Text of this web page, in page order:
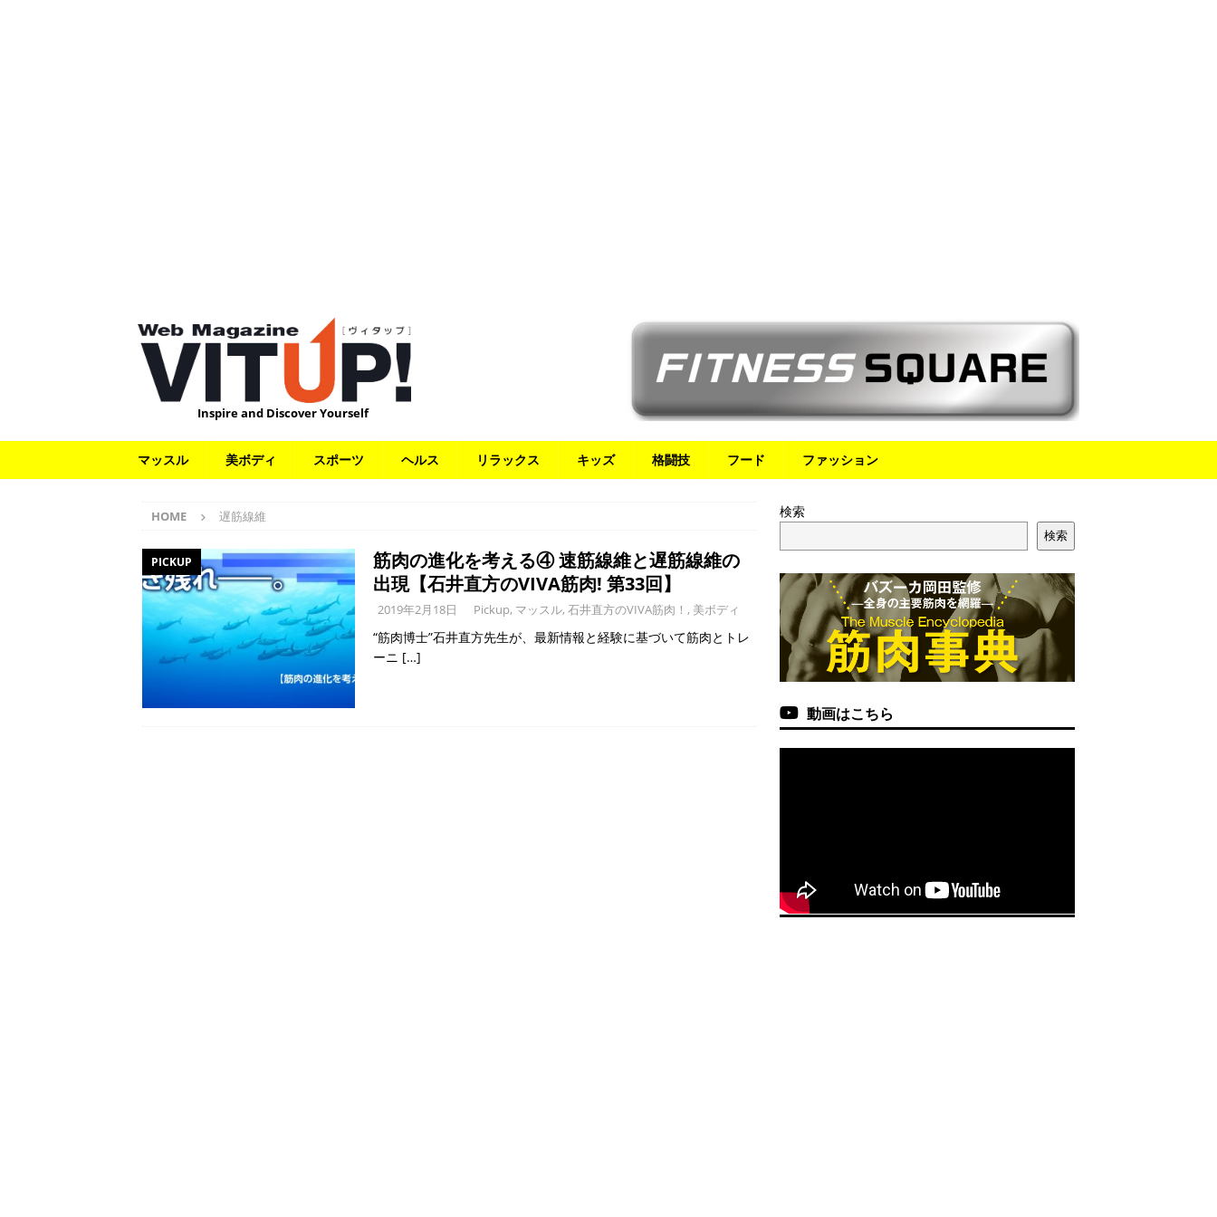
Inspire and Discover Yourself
マッスル 美ボディ スポーツ ヘルス リラックス キッズ 格闘技 フード ファッション
HOME 遅筋線維
PICKUP
筋肉の進化を考える④ 速筋線維と遅筋線維の
出現【石井直方のVIVA筋肉! 第33回】
2019年2月18日 Pickup, マッスル, 石井直方のVIVA筋肉！ , 美ボディ
“筋肉博士”石井直方先生が、最新情報と経験に基づいて筋肉とトレ
ーニ […]
検索
検索
動画はこちら